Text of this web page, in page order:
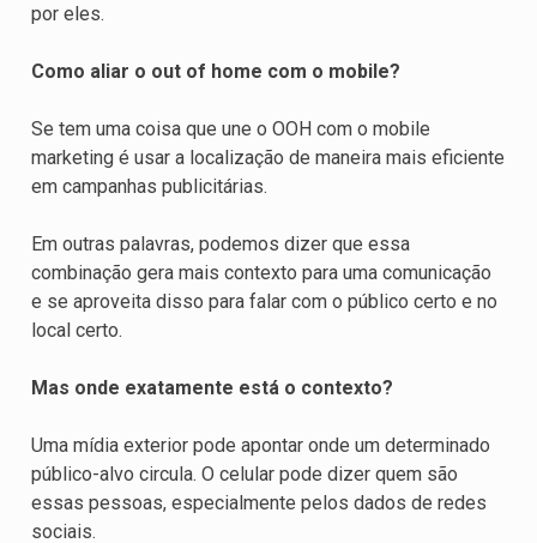
por eles.
Como aliar o out of home com o mobile?
Se tem uma coisa que une o OOH com o mobile
marketing é usar a localização de maneira mais eficiente
em campanhas publicitárias.
Em outras palavras, podemos dizer que essa
combinação gera mais contexto para uma comunicação
e se aproveita disso para falar com o público certo e no
local certo.
Mas onde exatamente está o contexto?
Uma mídia exterior pode apontar onde um determinado
público-alvo circula. O celular pode dizer quem são
essas pessoas, especialmente pelos dados de redes
sociais.